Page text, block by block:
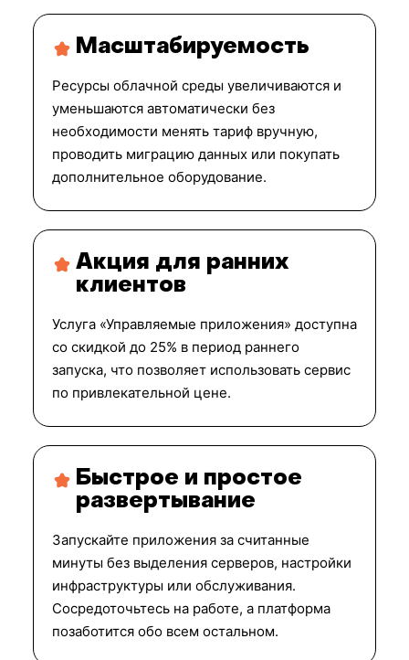
Масштабируемость
Ресурсы облачной среды увеличиваются и
уменьшаются автоматически без
необходимости менять тариф вручную,
проводить миграцию данных или покупать
дополнительное оборудование.
Акция для ранних
клиентов
Услуга «Управляемые приложения» доступна
со скидкой до 25% в период раннего
запуска, что позволяет использовать сервис
по привлекательной цене.
Быстрое и простое
развертывание
Запускайте приложения за считанные
минуты без выделения серверов, настройки
инфраструктуры или обслуживания.
Сосредоточьтесь на работе, а платформа
позаботится обо всем остальном.